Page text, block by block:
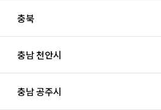
충북
충남 천안시
충남 공주시